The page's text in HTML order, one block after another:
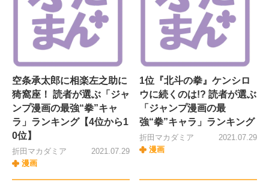
空条承太郎に相楽左之助に
猗窩座！ 読者が選ぶ「ジャ
ンプ漫画の最強“拳”キャ
ラ」ランキング【4位から1
0位】
折田マカダミア
漫画
2021.07.29
1位『北斗の拳』ケンシロ
ウに続くのは!? 読者が選ぶ
「ジャンプ漫画の最
強“拳”キャラ」ランキング
折田マカダミア
漫画
2021.07.29